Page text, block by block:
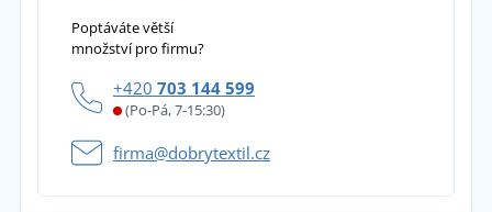
Poptáváte větší
množství pro firmu?
+420 703 144 599
(Po-Pá, 7-15:30)
firma@dobrytextil.cz